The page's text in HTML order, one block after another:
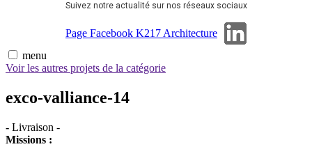
Suivez notre actualité sur nos réseaux sociaux
Page Facebook K217 Architecture
menu
Voir les autres projets de la catégorie
exco-valliance-14
- Livraison -
Missions :